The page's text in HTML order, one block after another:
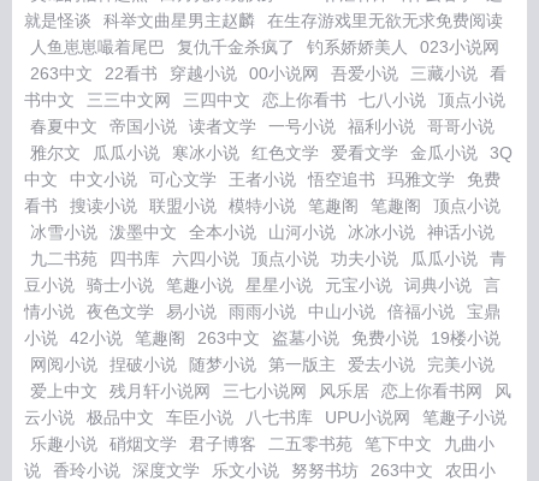
就是怪谈
科举文曲星男主赵麟
在生存游戏里无欲无求免费阅读
人鱼崽崽嘬着尾巴
复仇千金杀疯了 钓系娇娇美人
023小说网
263中文
22看书 穿越小说 00小说网 吾爱小说 三藏小说
看
书中文
三三中文网 三四中文 恋上你看书 七八小说
顶点小说
春夏中文
帝国小说 读者文学 一号小说 福利小说
哥哥小说
雅尔文
瓜瓜小说 寒冰小说 红色文学 爱看文学 金瓜小说
3Q
中文
中文小说 可心文学 王者小说 悟空追书 玛雅文学
免费
看书
搜读小说 联盟小说 模特小说 笔趣阁 笔趣阁
顶点小说
冰雪小说
泼墨中文 全本小说 山河小说 冰冰小说
神话小说
九二书苑
四书库 六四小说 顶点小说 功夫小说 瓜瓜小说
青
豆小说
骑士小说 笔趣小说 星星小说 元宝小说 词典小说
言
情小说
夜色文学 易小说 雨雨小说 中山小说 倍福小说
宝鼎
小说
42小说 笔趣阁 263中文 盗墓小说 免费小说
19楼小说
网阅小说
捏破小说 随梦小说 第一版主 爱去小说
完美小说
爱上中文
残月轩小说网 三七小说网 风乐居 恋上你看书网
风
云小说
极品中文 车臣小说 八七书库 UPU小说网
笔趣子小说
乐趣小说
硝烟文学 君子博客 二五零书苑 笔下中文
九曲小
说
香玲小说 深度文学 乐文小说 努努书坊 263中文
农田小